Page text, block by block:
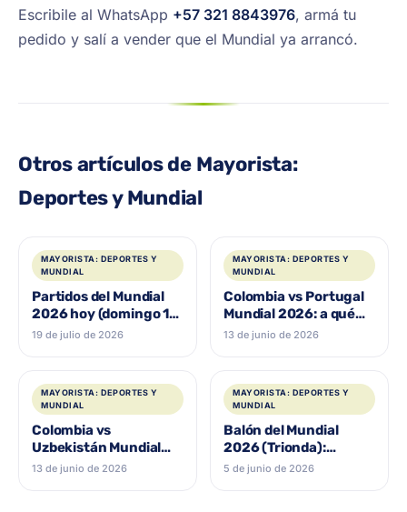
Escribile al WhatsApp +57 321 8843976, armá tu
pedido y salí a vender que el Mundial ya arrancó.
Otros artículos de Mayorista:
Deportes y Mundial
MAYORISTA: DEPORTES Y
MUNDIAL
Partidos del Mundial
2026 hoy (domingo 19
de julio): la final
19 de julio de 2026
MAYORISTA: DEPORTES Y
MUNDIAL
Colombia vs Portugal
Mundial 2026: a qué
hora juega, dónde
13 de junio de 2026
MAYORISTA: DEPORTES Y
MUNDIAL
Colombia vs
Uzbekistán Mundial
2026: a qué hora
13 de junio de 2026
MAYORISTA: DEPORTES Y
MUNDIAL
Balón del Mundial
2026 (Trionda):
réplicas, minibalón y la
5 de junio de 2026